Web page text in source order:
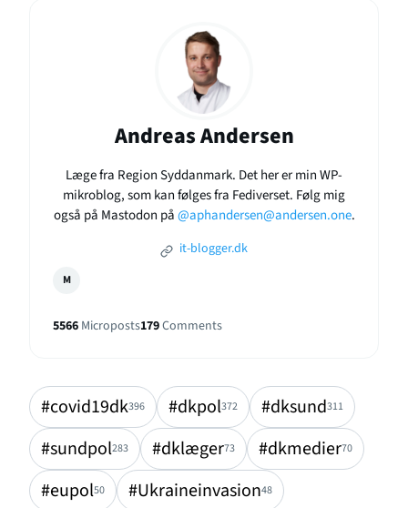
Andreas Andersen
Læge fra Region Syddanmark. Det her er min WP-
mikroblog, som kan følges fra Fediverset. Følg mig
også på Mastodon på@aphandersen@andersen.one.
it-blogger.dk
M
5566 Microposts179Comments
#covid19dk396 #dkpol372 #dksund311
#sundpol283 #dklæger73 #dkmedier70
#eupol50 #Ukraineinvasion48